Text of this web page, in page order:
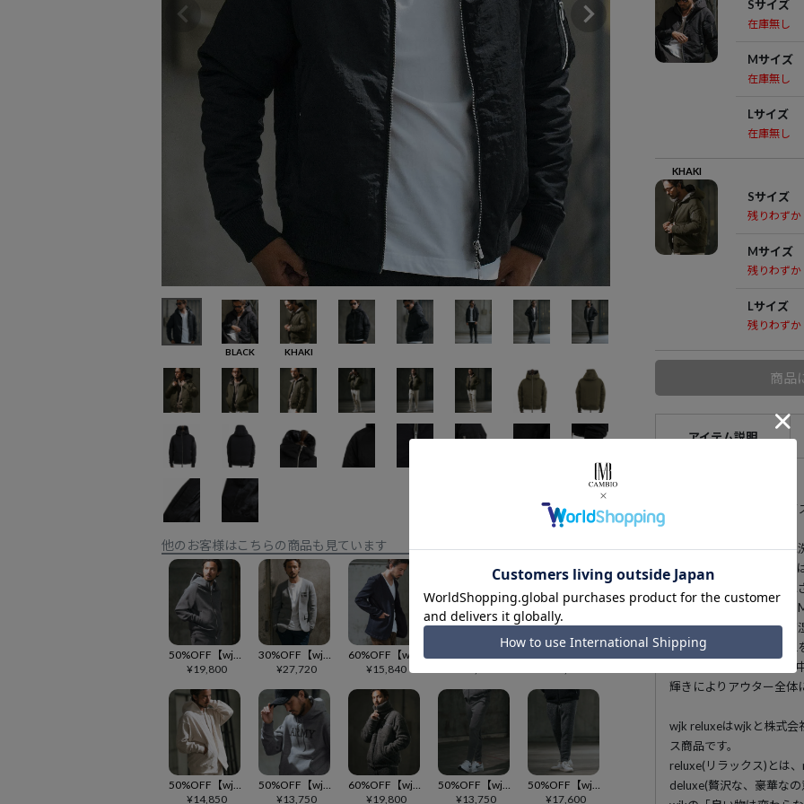
BLACK KHAKI
他のお客様はこちらの商品も見ています
¥19,800
¥27,720
¥15,840
¥14,850
¥13,750
¥19,800
¥13,750
¥17,600
Sサイズ
在庫無し
Mサイズ
在庫無し
Lサイズ
在庫無し
KHAKI
Sサイズ
残りわずか
Mサイズ
残りわずか
Lサイズ
残りわずか
商品
アイテム説明
181cmのモデルがMサイ
表生地はナイロン素材に
工をしております。裏
用、開けて着用する際
3M(TM) シンサレート
で身体の熱を外に逃さず
た、薄さと暖かさの両立
付属ファスナーはYKK
輝きによりアウター全体
wjk reluxeはwjkと株式会
ス商品です。
reluxe(リラックス)とは
deluxe(贅沢な、豪華な